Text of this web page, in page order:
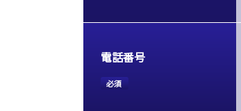
電話番号
必須